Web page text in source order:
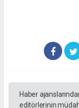
Haber
editörlerinin